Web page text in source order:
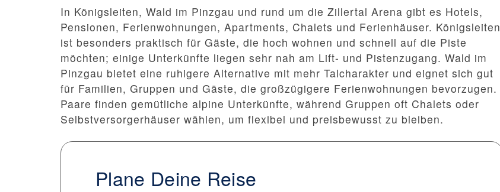
In Königsleiten, Wald im Pinzgau und rund um die Zillertal Arena gibt es Hotels,
Pensionen, Ferienwohnungen, Apartments, Chalets und Ferienhäuser. Königsleiten
ist besonders praktisch für Gäste, die hoch wohnen und schnell auf die Piste
möchten; einige Unterkünfte liegen sehr nah am Lift- und Pistenzugang. Wald im
Pinzgau bietet eine ruhigere Alternative mit mehr Talcharakter und eignet sich gut
für Familien, Gruppen und Gäste, die großzügigere Ferienwohnungen bevorzugen.
Paare finden gemütliche alpine Unterkünfte, während Gruppen oft Chalets oder
Selbstversorgerhäuser wählen, um flexibel und preisbewusst zu bleiben.
Plane Deine Reise